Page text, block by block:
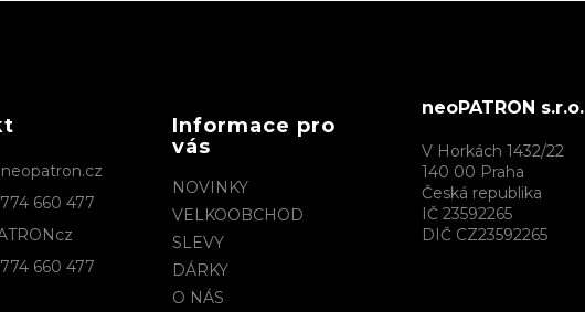
neopatron.cz
660 477
660 477
Informace pro
vás
NOVINKY
VELKOOBCHOD
SLEVY
DÁRKY
O NÁS
neoPATRON s.r.o.
V Horkách 1432/22
140 00 Praha
Česká republika
IČ 23592265
DIČ CZ23592265